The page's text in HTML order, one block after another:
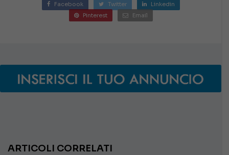
Facebook Twitter
Linkedin
Pinterest
Email
ARTICOLI CORRELATI